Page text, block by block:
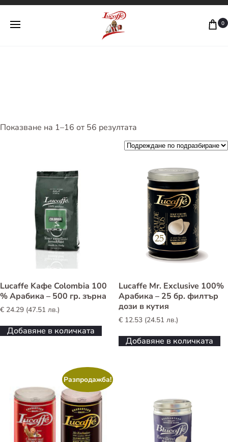
Lucaffe Bulgaria
Любимото ти италианско кафе
0
Показване на 1–16 от 56 резултата
Lucaffe Kафе Colombia 100
% Арабика – 500 гр. зърна
€ 24.29 (47.51 лв.)
Добавяне в количката
Lucaffe Mr. Exclusive 100%
Арабика – 25 бр. филтър
дози в кутия
€12.53(24.51 лв.)
Добавяне в количката
Разпродажба!